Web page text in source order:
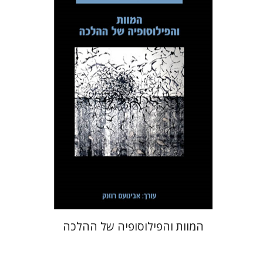
הנחת אתר ספר מודפס
המוות והפילוסופיה של ההלכה